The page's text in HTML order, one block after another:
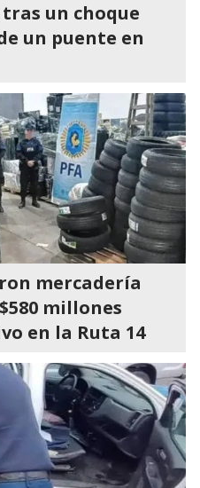
un choque
un puente en
mercadería
millones
en la Ruta 14